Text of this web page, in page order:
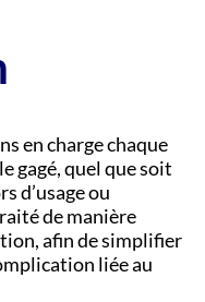
en charge chaque
gagé, quel que soit
d’usage ou
de manière
afin de simplifier
liée au